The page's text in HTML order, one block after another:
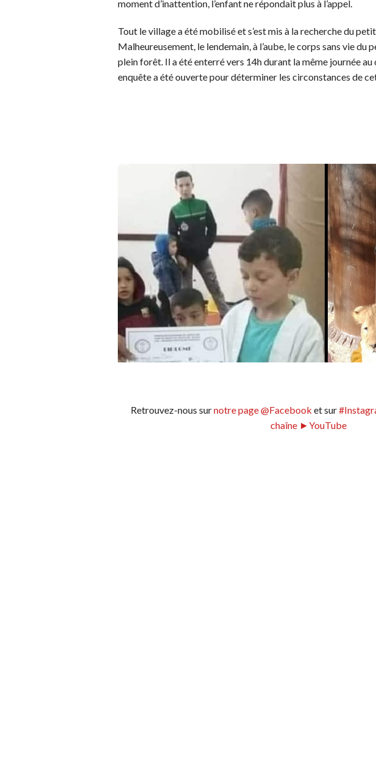
moment d’inattention, l’enfant ne répondait plus à l’appel.
Tout le village a été mobilisé et s’est mis à la recherche du
Malheureusement, le lendemain, à l’aube, le corps sans vie du
plein forêt. Il a été enterré vers 14h durant la même journée
enquête a été ouverte pour déterminer les circonstances de
Retrouvez-nous surnotre page @Facebook et sur
chaîne ►YouTube